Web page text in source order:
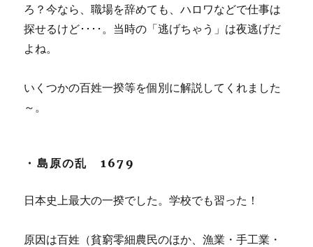
ろ？今なら、職場を辞めても、ハロワなどで仕事は
探せるけど････。当時の「逃げちゃう」は夜逃げだ
よね。
いくつかの百姓一揆等を個別に解説してくれました
～。
・島原の乱 1679
日本史上最大の一揆でした。学校でも習った！
原因は百姓（貧窮零細農民のほか、漁業・手工業・